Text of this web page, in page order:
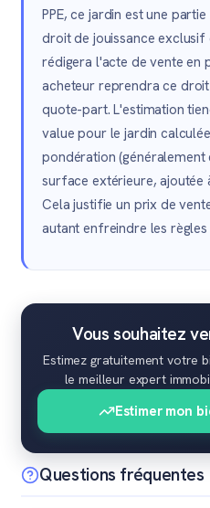
PPE, ce jardin est une
droit de jouissance
rédigera l'acte de vente en
acheteur reprendra ce
quote-part. L'estimation
value pour le jardin
pondération (généralement
surface extérieure, ajoutée
Cela justifie un prix de
autant enfreindre les
Vous souhaitez
Estimez gratuitement votre
le meilleur expert
Estimer mon
Questions fréquentes